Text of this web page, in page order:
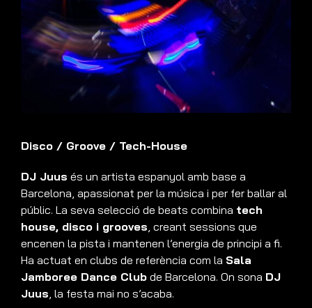
Disco / Groove / Tech-House
DJ Juus és un artista espanyol amb base a
Barcelona, apassionat per la música i per fer ballar al
públic. La seva selecció de beats combina tech
house, disco i grooves , creant sessions que
encenen la pista i mantenen l’energia de principi a fi.
Ha actuat en clubs de referència com la Sala
Jamboree Dance Club de Barcelona. On sona DJ
Juus , la festa mai no s’acaba.